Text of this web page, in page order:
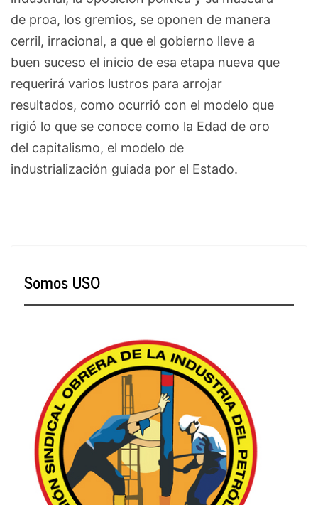
de proa, los gremios, se oponen de manera
cerril, irracional, a que el gobierno lleve a
buen suceso el inicio de esa etapa nueva que
requerirá varios lustros para arrojar
resultados, como ocurrió con el modelo que
rigió lo que se conoce como la Edad de oro
del capitalismo, el modelo de
industrialización guiada por el Estado.
Somos USO